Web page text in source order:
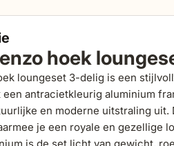
hoek
loungeset 3-delig is een
antracietkleurig aluminium
en moderne uitstraling uit.
je een royale en gezellige